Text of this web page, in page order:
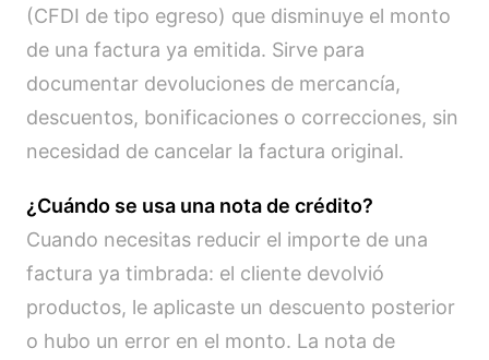
(CFDI de tipo egreso) que disminuye el monto
de una factura ya emitida. Sirve para
documentar devoluciones de mercancía,
descuentos, bonificaciones o correcciones, sin
necesidad de cancelar la factura original.
¿Cuándo se usa una nota de crédito?
Cuando necesitas reducir el importe de una
factura ya timbrada: el cliente devolvió
productos, le aplicaste un descuento posterior
o hubo un error en el monto. La nota de